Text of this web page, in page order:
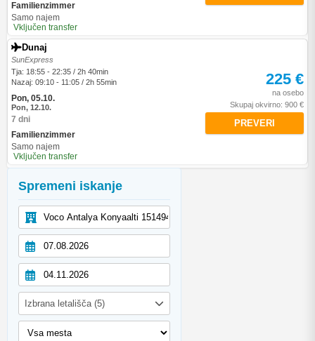
Spremeni iskanje
Izbrana letališča (5)
Familienzimmer
Samo najem
Vključen transfer
Dunaj
SunExpress
Tja: 18:55 - 22:35 / 2h 40min
Nazaj: 09:10 - 11:05 / 2h 55min
Pon, 05.10.
Pon, 12.10.
7 dni
Familienzimmer
Samo najem
Vključen transfer
225 €
na osebo
Skupaj okvirno: 900 €
PREVERI